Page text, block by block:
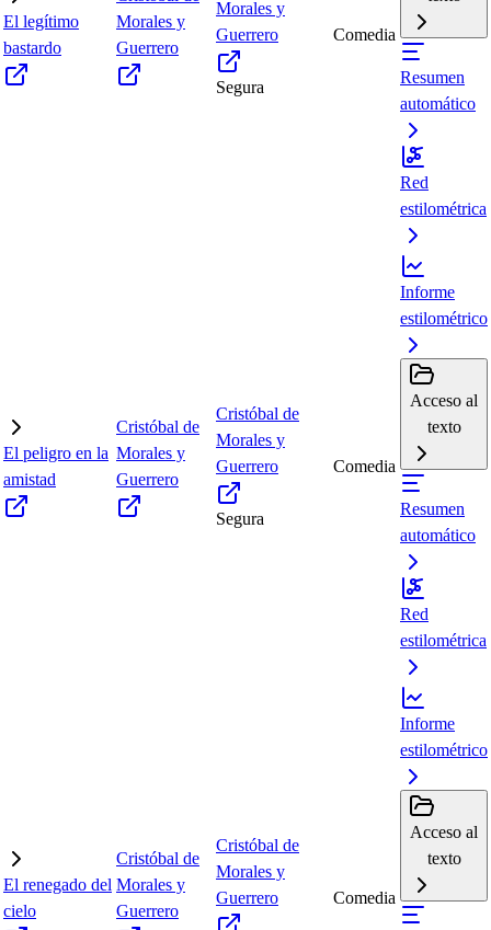
El legítimo
bastardo
Morales y
Guerrero
Morales y
Guerrero
Segura
Comedia
Resumen
automático
Red
estilométrica
El peligro en la
amistad
Cristóbal de
Morales y
Guerrero
Cristóbal de
Morales y
Guerrero
Segura
Comedia
Informe
estilométrico
Acceso al
texto
Resumen
automático
Red
estilométrica
El renegado del
cielo
Cristóbal de
Morales y
Guerrero
Cristóbal de
Morales y
Guerrero
Comedia
Informe
estilométrico
Acceso al
texto